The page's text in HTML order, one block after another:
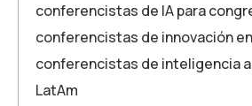
conferencistas de IA para
conferencistas de innovación
conferencistas de inteligencia
LatAm